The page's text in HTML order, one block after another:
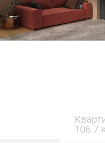
106.7